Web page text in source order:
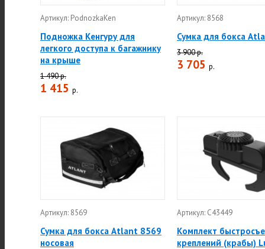
Артикул: PodnozkaKen
Подножка Кенгуру для
легкого доступа к багажнику
на крыше
1 490 р.
1 415 р.
Артикул: 8568
Сумка для бокса
3 900 р.
3 705 р.
Артикул: 8569
Сумка для бокса Atlant 8569
носовая
Артикул: C43449
Комплект
креплений (крабы)